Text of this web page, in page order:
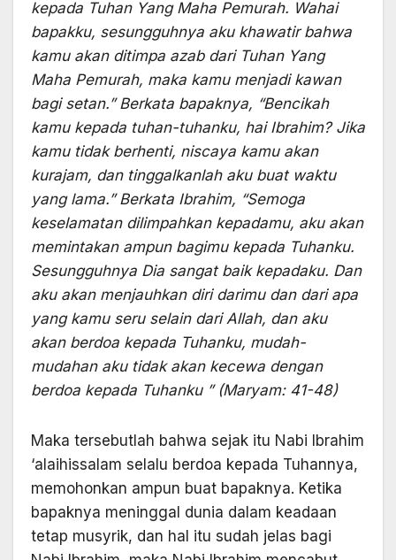
kepada Tuhan Yang Maha Pemurah. Wahai
bapakku, sesungguhnya aku khawatir bahwa
kamu akan ditimpa azab dari Tuhan Yang
Maha Pemurah, maka kamu menjadi kawan
bagi setan.” Berkata bapaknya, “Bencikah
kamu kepada tuhan-tuhanku, hai Ibrahim? Jika
kamu tidak berhenti, niscaya kamu akan
kurajam, dan tinggalkanlah aku buat waktu
yang lama.” Berkata Ibrahim, “Semoga
keselamatan dilimpahkan kepadamu, aku akan
memintakan ampun bagimu kepada Tuhanku.
Sesungguhnya Dia sangat baik kepadaku. Dan
aku akan menjauhkan diri darimu dan dari apa
yang kamu seru selain dari Allah, dan aku
akan berdoa kepada Tuhanku, mudah-
mudahan aku tidak akan kecewa dengan
berdoa kepada Tuhanku ” (Maryam: 41-48)
Maka tersebutlah bahwa sejak itu Nabi Ibrahim
‘alaihissalam selalu berdoa kepada Tuhannya,
memohonkan ampun buat bapaknya. Ketika
bapaknya meninggal dunia dalam keadaan
tetap musyrik, dan hal itu sudah jelas bagi